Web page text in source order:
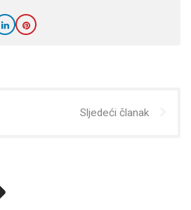
Sljedeći članak